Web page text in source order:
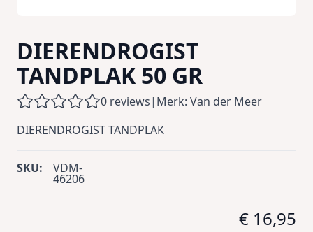
DIERENDROGIST
TANDPLAK 50 GR
0 reviews| Merk: Van der Meer
DIERENDROGIST TANDPLAK
SKU: VDM-
46206
€ 16,95